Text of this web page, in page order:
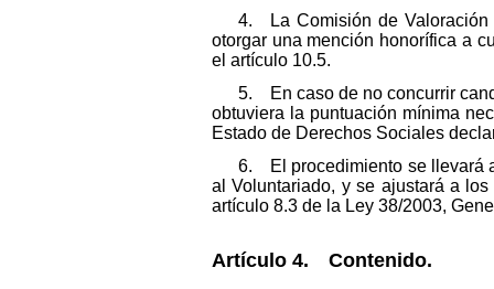
4. La Comisión de Valoración
otorgar una mención honorífica a
el artículo 10.5.
5. En caso de no concurrir
obtuviera la puntuación mínima
Estado de Derechos Sociales
6. El procedimiento se llevará
al Voluntariado, y se ajustará a
artículo 8.3 de la Ley 38/2003,
Artículo 4. Contenido.